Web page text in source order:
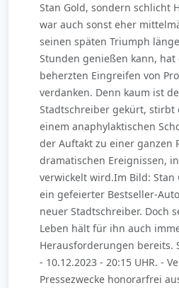
Stan Gold, sondern schlicht
war auch sonst eher
seinen späten Triumph
Stunden genießen kann,
beherzten Eingreifen von
verdanken. Denn kaum ist
Stadtschreiber gekürt, stirbt
einem anaphylaktischen
der Auftakt zu einer ganzen
dramatischen Ereignissen,
verwickelt wird.Im Bild: Stan
ein gefeierter Bestseller-
neuer Stadtschreiber. Doch
Leben hält für ihn auch
Herausforderungen bereits.
- 10.12.2023 - 20:15 UHR. -
Pressezwecke honorarfrei